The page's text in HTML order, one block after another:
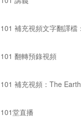
補充視頻文字翻譯
翻轉預錄視頻
補充視頻：The
堂直播